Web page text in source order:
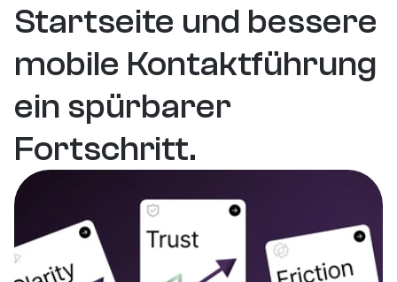
Startseite und bessere
mobile Kontaktführung
ein spürbarer
Fortschritt.